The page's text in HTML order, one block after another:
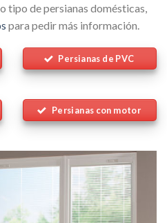
tipo de persianas domésticas,
para pedir más información.
Persianas de PVC
Persianas con motor